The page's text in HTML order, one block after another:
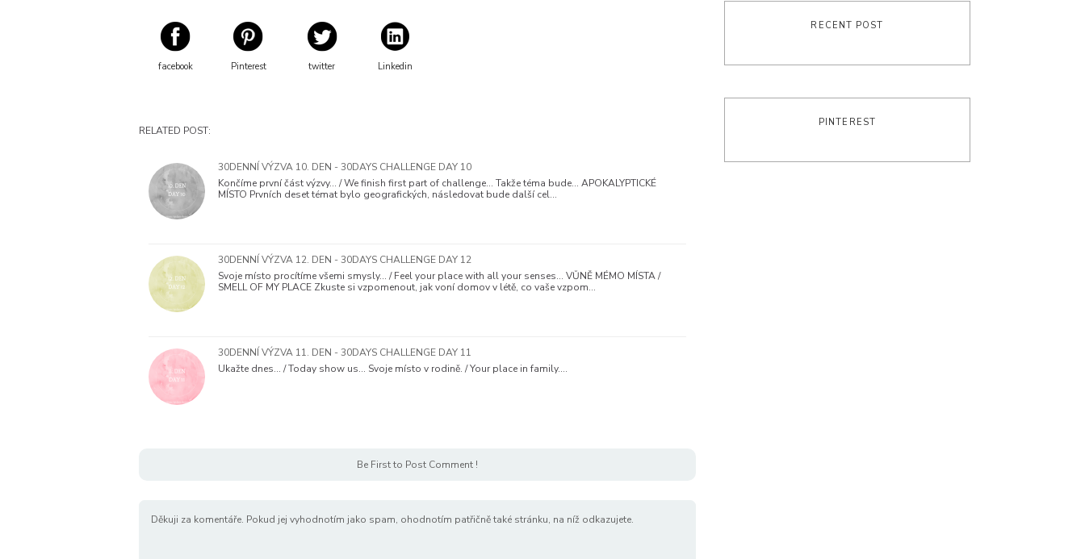
facebook Pinterest twitter Linkedin
RELATED POST:
30DENNÍ VÝZVA 10. DEN - 30DAYS CHALLENGE DAY 10
Končíme první část výzvy... / We finish first part of challenge... Takže téma bude... APOKALYPTICKÉ
MÍSTO Prvních deset témat bylo geografických, následovat bude další cel…
30DENNÍ VÝZVA 12. DEN - 30DAYS CHALLENGE DAY 12
Svoje místo procítíme všemi smysly... / Feel your place with all your senses... VŮNĚ MÉMO MÍSTA /
SMELL OF MY PLACE Zkuste si vzpomenout, jak voní domov v létě, co vaše vzpom…
30DENNÍ VÝZVA 11. DEN - 30DAYS CHALLENGE DAY 11
Ukažte dnes... / Today show us... Svoje místo v rodině. / Your place in family.…
Be First to Post Comment !
Děkuji za komentáře. Pokud jej vyhodnotím jako spam, ohodnotím patřičně také stránku, na níž odkazujete.
RECENT POST
PINTEREST